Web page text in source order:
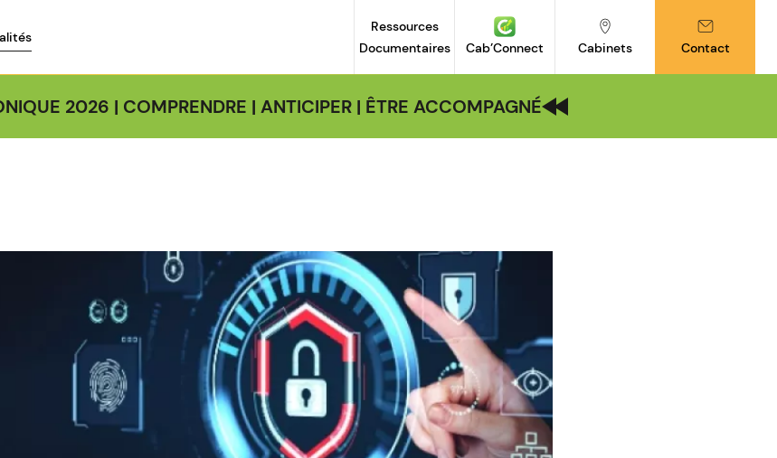
Ressources
Documentaires
Cab’Connect Cabinets Contact
2026 | COMPRENDRE | ANTICIPER | ÊTRE ACCOMPAGNÉ